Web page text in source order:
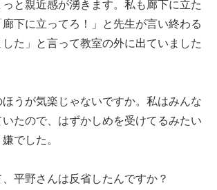
と親近感が湧きます。私も廊下に立た
下に立ってろ！」と先生が言い終わる
た」と言って教室の外に出ていました
うが気楽じゃないですか。私はみんな
たので、はずかしめを受けてるみたい
でした。
平野さんは反省したんですか？